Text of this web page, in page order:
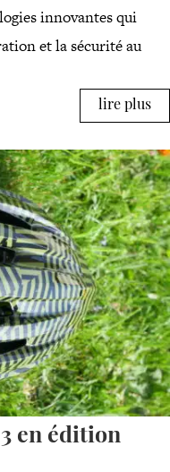
innovantes qui
et la sécurité au
lire plus
en édition